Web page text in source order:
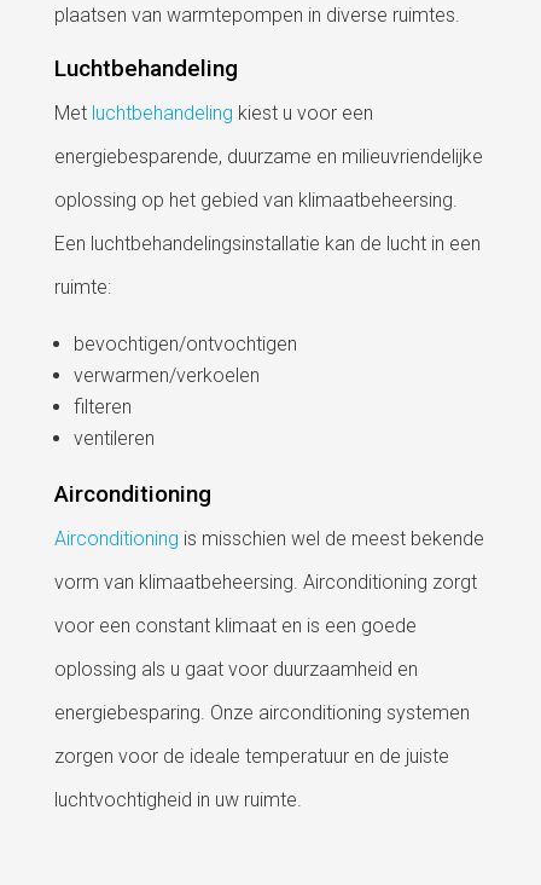
plaatsen van warmtepompen in diverse ruimtes.
Luchtbehandeling
Met luchtbehandeling kiest u voor een
energiebesparende, duurzame en milieuvriendelijke
oplossing op het gebied van klimaatbeheersing.
Een luchtbehandelingsinstallatie kan de lucht in een
ruimte:
bevochtigen/ontvochtigen
verwarmen/verkoelen
filteren
ventileren
Airconditioning
Airconditioning is misschien wel de meest bekende
vorm van klimaatbeheersing. Airconditioning zorgt
voor een constant klimaat en is een goede
oplossing als u gaat voor duurzaamheid en
energiebesparing. Onze airconditioning systemen
zorgen voor de ideale temperatuur en de juiste
luchtvochtigheid in uw ruimte.